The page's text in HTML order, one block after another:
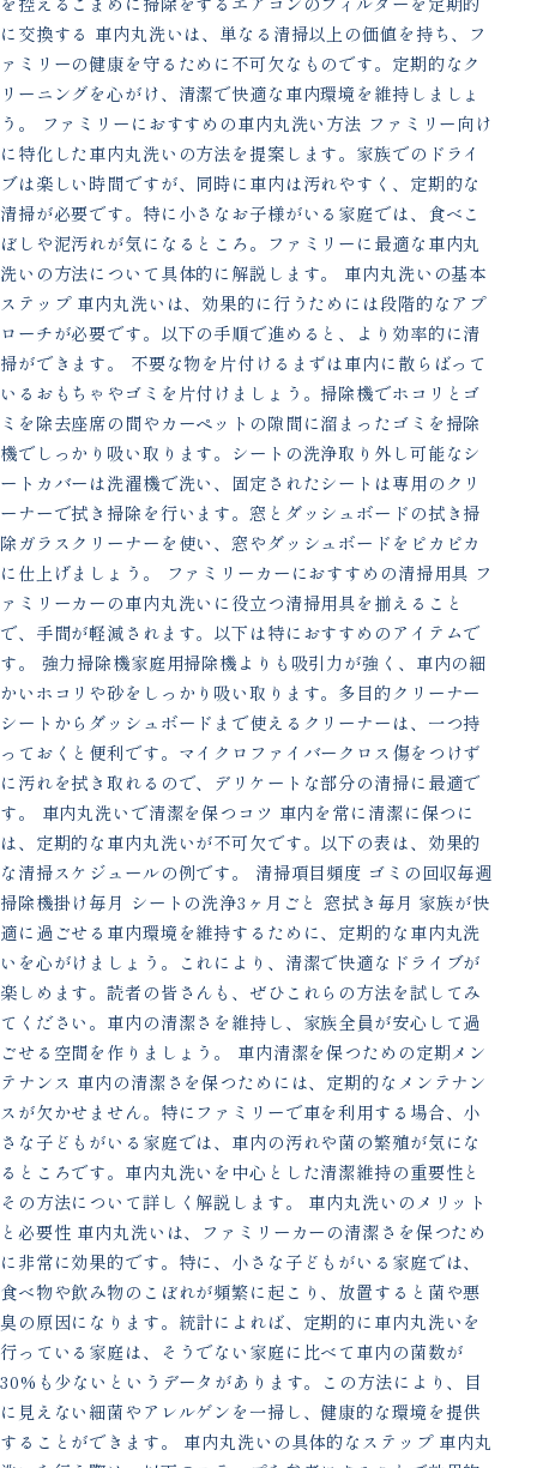
に交換する 車内丸洗いは、単なる清掃以上の価値を持ち、フ
ァミリーの健康を守るために不可欠なものです。定期的なク
リーニングを心がけ、清潔で快適な車内環境を維持しましょ
う。 ファミリーにおすすめの車内丸洗い方法 ファミリー向け
に特化した車内丸洗いの方法を提案します。家族でのドライ
ブは楽しい時間ですが、同時に車内は汚れやすく、定期的な
清掃が必要です。特に小さなお子様がいる家庭では、食べこ
ぼしや泥汚れが気になるところ。ファミリーに最適な車内丸
洗いの方法について具体的に解説します。 車内丸洗いの基本
ステップ 車内丸洗いは、効果的に行うためには段階的なアプ
ローチが必要です。以下の手順で進めると、より効率的に清
掃ができます。 不要な物を片付けるまずは車内に散らばって
いるおもちゃやゴミを片付けましょう。掃除機でホコリとゴ
ミを除去座席の間やカーペットの隙間に溜まったゴミを掃除
機でしっかり吸い取ります。シートの洗浄取り外し可能なシ
ートカバーは洗濯機で洗い、固定されたシートは専用のクリ
ーナーで拭き掃除を行います。窓とダッシュボードの拭き掃
除ガラスクリーナーを使い、窓やダッシュボードをピカピカ
に仕上げましょう。 ファミリーカーにおすすめの清掃用具 フ
ァミリーカーの車内丸洗いに役立つ清掃用具を揃えること
で、手間が軽減されます。以下は特におすすめのアイテムで
す。 強力掃除機家庭用掃除機よりも吸引力が強く、車内の細
かいホコリや砂をしっかり吸い取ります。多目的クリーナー
シートからダッシュボードまで使えるクリーナーは、一つ持
っておくと便利です。マイクロファイバークロス傷をつけず
に汚れを拭き取れるので、デリケートな部分の清掃に最適で
す。 車内丸洗いで清潔を保つコツ 車内を常に清潔に保つに
は、定期的な車内丸洗いが不可欠です。以下の表は、効果的
な清掃スケジュールの例です。 清掃項目頻度 ゴミの回収毎週
掃除機掛け毎月 シートの洗浄3ヶ月ごと 窓拭き毎月 家族が快
適に過ごせる車内環境を維持するために、定期的な車内丸洗
いを心がけましょう。これにより、清潔で快適なドライブが
楽しめます。読者の皆さんも、ぜひこれらの方法を試してみ
てください。車内の清潔さを維持し、家族全員が安心して過
ごせる空間を作りましょう。 車内清潔を保つための定期メン
テナンス 車内の清潔さを保つためには、定期的なメンテナン
スが欠かせません。特にファミリーで車を利用する場合、小
さな子どもがいる家庭では、車内の汚れや菌の繁殖が気にな
るところです。車内丸洗いを中心とした清潔維持の重要性と
その方法について詳しく解説します。 車内丸洗いのメリット
と必要性 車内丸洗いは、ファミリーカーの清潔さを保つため
に非常に効果的です。特に、小さな子どもがいる家庭では、
食べ物や飲み物のこぼれが頻繁に起こり、放置すると菌や悪
臭の原因になります。統計によれば、定期的に車内丸洗いを
行っている家庭は、そうでない家庭に比べて車内の菌数が
30%も少ないというデータがあります。この方法により、目
に見えない細菌やアレルゲンを一掃し、健康的な環境を提供
することができます。 車内丸洗いの具体的なステップ 車内丸